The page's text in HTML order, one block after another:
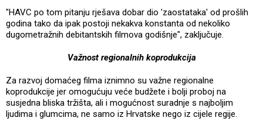
"HAVC po tom pitanju rješava dobar dio 'zaostataka' od prošlih
godina tako da ipak postoji nekakva konstanta od nekoliko
dugometražnih debitantskih filmova godišnje", zaključuje.
Važnost regionalnih koprodukcija
Za razvoj domaćeg filma iznimno su važne regionalne
koprodukcije jer omogućuju veće budžete i bolji proboj na
susjedna bliska tržišta, ali i mogućnost suradnje s najboljim
ljudima i glumcima, ne samo iz Hrvatske nego iz cijele regije.